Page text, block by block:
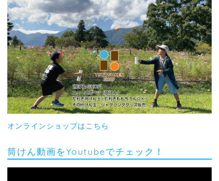
オンラインショップはこちら
筒けん動画をYoutubeでチェック！